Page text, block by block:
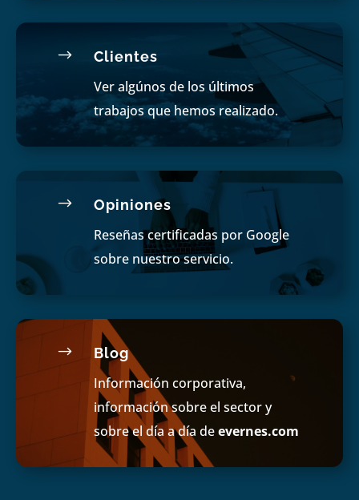
$ Clientes
Ver algúnos de los últimos
trabajos que hemos realizado.
$ Opiniones
Reseñas certificadas por Google
sobre nuestro servicio.
$ Blog
Información corporativa,
información sobre el sector y
sobre el día a día deevernes.com